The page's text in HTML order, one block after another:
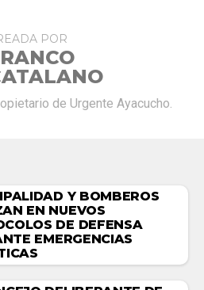
POR
de Urgente Ayacucho.
Y BOMBEROS
EN NUEVOS
DE DEFENSA
EMERGENCIAS